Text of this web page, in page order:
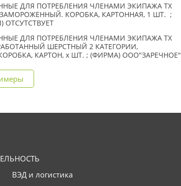
ДЛЯ ПОТРЕБЛЕНИЯ ЧЛЕНАМИ ЭКИПАЖА ТХ
ЗАМОРОЖЕННЫЙ. КОРОБКА, КАРТОННАЯ, 1 ШТ. ;
ОТСУТСТВУЕТ
ДЛЯ ПОТРЕБЛЕНИЯ ЧЛЕНАМИ ЭКИПАЖА ТХ
ШЕРСТНЫЙ 2 КАТЕГОРИИ,
КАРТОН, x ШТ. ; (ФИРМА) ООО"ЗАРЕЧНОЕ"
ВЭД и логистика